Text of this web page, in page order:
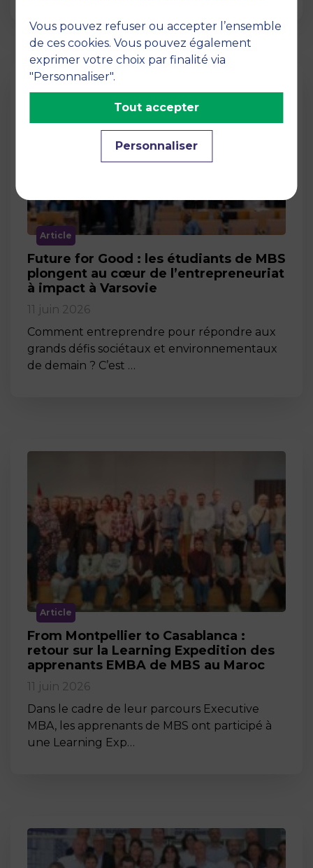
Article
Future for Good : les étudiants de MBS
plongent au cœur de l’entrepreneuriat
à impact à Varsovie
11 juin 2026
Comment entreprendre pour répondre aux
grands défis sociétaux et environnementaux
de demain ? C’est …
Article
From Montpellier to Casablanca :
retour sur la Learning Expedition des
apprenants EMBA de MBS au Maroc
11 juin 2026
Dans le cadre de leur parcours Executive
MBA, les apprenants de MBS ont participé à
une Learning Exp…
Vous pouvez refuser ou accepter l’ensemble
de ces cookies. Vous pouvez également
exprimer votre choix par finalité via
"Personnaliser".
Personnaliser
Tout accepter